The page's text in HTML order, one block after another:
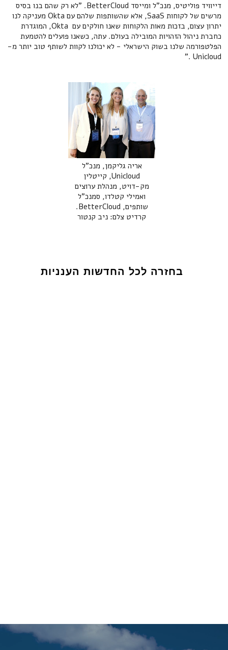
דייוויד פוליטיס, מנכ"ל ומייסד BetterCloud. "לא רק שהם בנו בסיס
מרשים של לקוחות SaaS, אלא שהשותפות שלהם עם Okta מעניקה לנו
יתרון עצום, בזכות מאות הלקוחות שאנו חולקים עם Okta, המוגדרת
כחברת ניהול הזהויות המובילה בעולם. עתה, כשאנו פועלים להטמעת
הפלטפורמה שלנו בשוק הישראלי - לא יכולנו לקוות לשותף טוב יותר מ-
Unicloud ."
אריה גליקמן, מנכ"ל
Unicloud, קייטלין
מק-דויט, מנהלת ערוצים
ואמילי קטלדו, סמנכ"ל
שותפים, BetterCloud.
קרדיט צלם: ניב קנטור
בחזרה לכל החדשות הענניות